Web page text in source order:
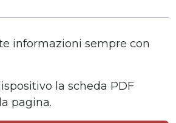
informazioni sempre con
la scheda PDF
pagina.